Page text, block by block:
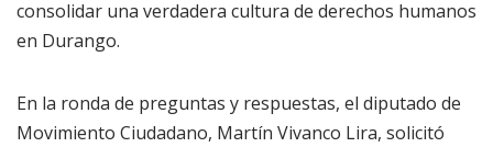
consolidar una verdadera cultura de derechos humanos
en Durango.
En la ronda de preguntas y respuestas, el diputado de
Movimiento Ciudadano, Martín Vivanco Lira, solicitó